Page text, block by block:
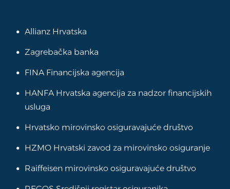
Allianz Hrvatska
Zagrebačka banka
FINA Financijska agencija
HANFA Hrvatska agencija za nadzor financijskih
usluga
Hrvatsko mirovinsko osiguravajuće društvo
HZMO Hrvatski zavod za mirovinsko osiguranje
Raiffeisen mirovinsko osiguravajuće društvo